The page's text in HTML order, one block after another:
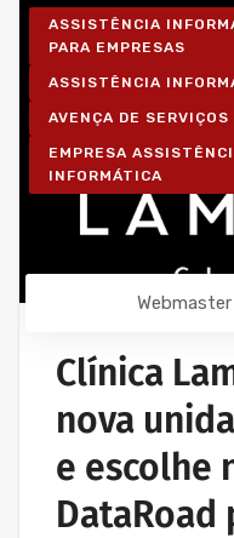
ASSISTÊNCIA
PARA EMPRESAS
ASSISTÊNCIA
AVENÇA DE
EMPRESA
INFORMÁTICA
Webmaster
Clínica
nova
e escolhe
DataRoad